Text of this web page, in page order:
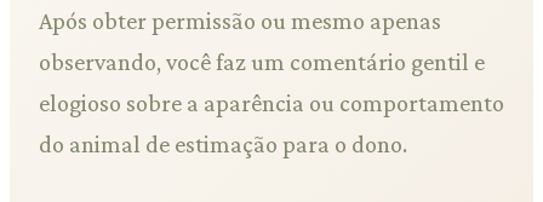
Após obter permissão ou mesmo apenas
observando, você faz um comentário gentil e
elogioso sobre a aparência ou comportamento
do animal de estimação para o dono.